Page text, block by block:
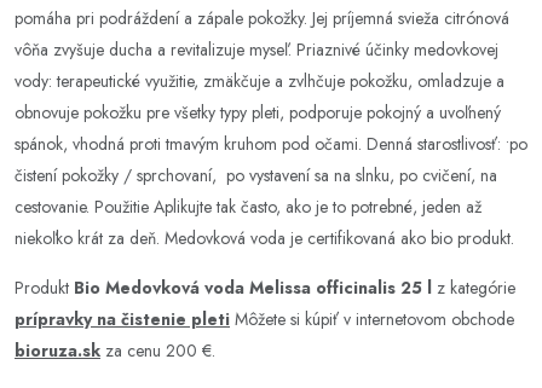
pomáha pri podráždení a zápale pokožky. Jej príjemná svieža citrónová
vôňa zvyšuje ducha a revitalizuje myseľ. Priaznivé účinky medovkovej
vody: terapeutické využitie, zmäkčuje a zvlhčuje pokožku, omladzuje a
obnovuje pokožku pre všetky typy pleti, podporuje pokojný a uvoľnený
spánok, vhodná proti tmavým kruhom pod očami. Denná starostlivosť: •po
čistení pokožky / sprchovaní, po vystavení sa na slnku, po cvičení, na
cestovanie. Použitie Aplikujte tak často, ako je to potrebné, jeden až
niekoľko krát za deň. Medovková voda je certifikovaná ako bio produkt.
Produkt Bio Medovková voda Melissa officinalis 25 l z kategórie
prípravky na čistenie pleti Môžete si kúpiť v internetovom obchode
bioruza.sk za cenu 200 €.